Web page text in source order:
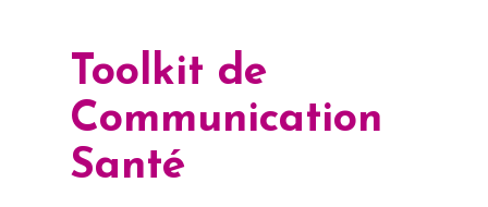
Toolkit de
Communication
Santé